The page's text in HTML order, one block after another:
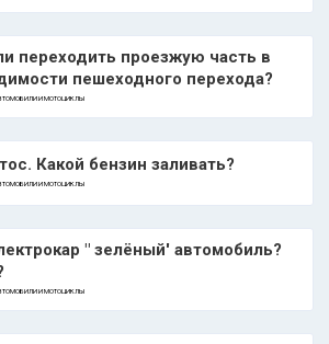
переходить проезжую часть в
пешеходного перехода?
И МОТОЦИКЛЫ
Какой бензин заливать?
И МОТОЦИКЛЫ
" зелёный' автомобиль?
И МОТОЦИКЛЫ